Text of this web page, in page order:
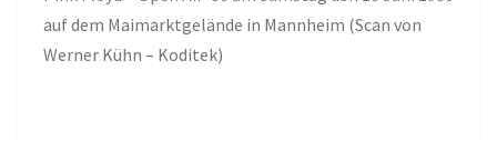
auf dem Maimarktgelände in Mannheim (Scan von
Werner Kühn – Koditek)